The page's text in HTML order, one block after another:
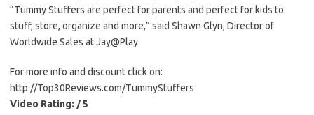
“Tummy Stuffers are perfect for parents and perfect for kids to
stuff, store, organize and more,” said Shawn Glyn, Director of
Worldwide Sales at Jay@Play.
For more info and discount click on:
http://Top30Reviews.com/TummyStuffers
Video Rating: / 5